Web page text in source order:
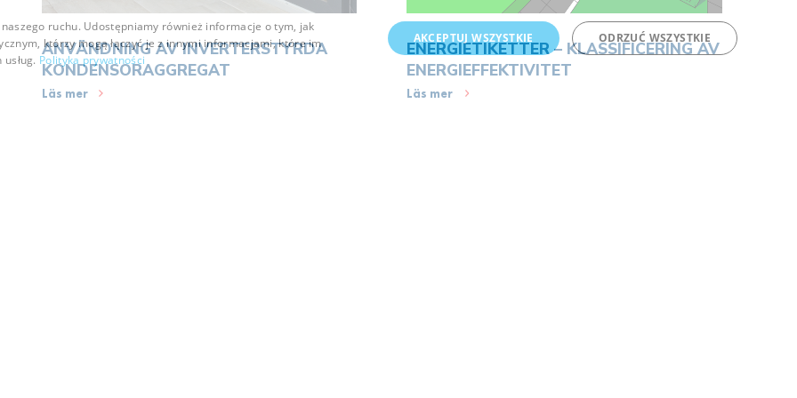
ANVÄNDNING AV INVERTERSTYRDA
KONDENSORAGGREGAT
Läs mer
ENERGIETIKETTER – KLASSIFICERING AV
ENERGIEFFEKTIVITET
Läs mer
ruchu. Udostępniamy również informacje o tym, jak
którzy mogą łączyć je z innymi informacjami, które im
Polityka prywatności
AKCEPTUJ WSZYSTKIE ODRZUĆ WSZYSTKIE